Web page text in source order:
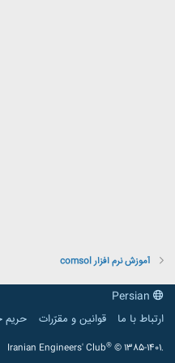
آموزش نرم افزار comsol
ارتباط با ما
قوانین و مقرّرات
Iranian Engineers' Club® © 1385-1401.